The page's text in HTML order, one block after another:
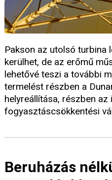
Pakson az utolsó turbina
kerülhet, de az erőmű
lehetővé teszi a további
termelést részben a
helyreállítása, részben
fogyasztáscsökkentési
Beruházás